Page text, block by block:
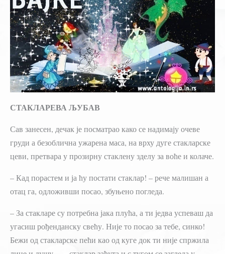
СТАКЛАРЕВА ЉУБАВ
Сав занесен, дечак је посматрао како се надимају очеве
груди а безоблична ужарена маса, на врху дуге стакларске
цеви, претвара у прозирну стаклену зделу за воће и колаче.
– Кад порастем и ја ћу постати стаклар! – рече малишан а
отац га, одложивши посао, збуњено погледа.
– За стакларе су потребна јака плућа, а ти једва успеваш да
угасиш рођенданску свећу. Није то посао за тебе, синко!
Бежи од стакларске пећи као од куге док ти није спржила